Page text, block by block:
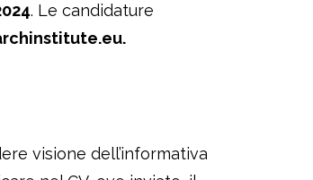
. Le candidature
visione dell’informativa